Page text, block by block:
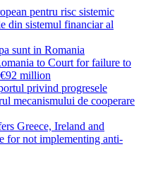
pentru risc sistemic
din sistemul financiar al
sunt in Romania
to Court for failure to
million
privind progresele
mecanismului de cooperare
Greece, Ireland and
for not implementing anti-